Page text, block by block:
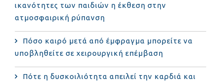
ικανότητες των παιδιών η έκθεση στην
ατμοσφαιρική ρύπανση
Πόσο καιρό μετά από έμφραγμα μπορείτε να
υποβληθείτε σε χειρουργική επέμβαση
Πότε η δυσκοιλιότητα απειλεί την καρδιά και